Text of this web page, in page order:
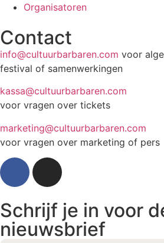
Organisatoren
Contact
info@cultuurbarbaren.com voor
festival of samenwerkingen
kassa@cultuurbarbaren.com
voor vragen over tickets
marketing@cultuurbarbaren.com
voor vragen over marketing of pers
Schrijf je in voor
nieuwsbrief